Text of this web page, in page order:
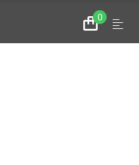
0
Zum
Warenkorb
Menu